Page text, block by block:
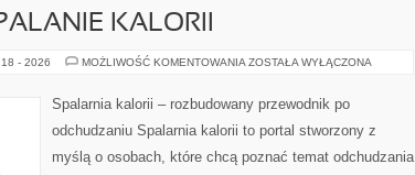
KALORII
- 2026 MOŻLIWOŚĆ KOMENTOWANIA TRENINGI
ZOSTAŁA WYŁĄCZONA
Spalarnia kalorii – rozbudowany przewodnik po
odchudzaniu Spalarnia kalorii to portal stworzony z
myślą o osobach, które chcą poznać temat odchudzania